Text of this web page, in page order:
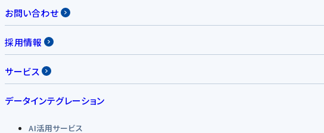
お問い合わせ
採用情報
サービス
データインテグレーション
AI活用サービス